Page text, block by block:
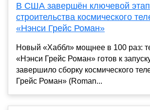
В США завершён ключевой этап
строительства космического
«Нэнси Грейс Роман»
Новый «Хаббл» мощнее в 100 раз:
«Нэнси Грейс Роман» готов к
завершило сборку космического
Грейс Роман» (Roman...